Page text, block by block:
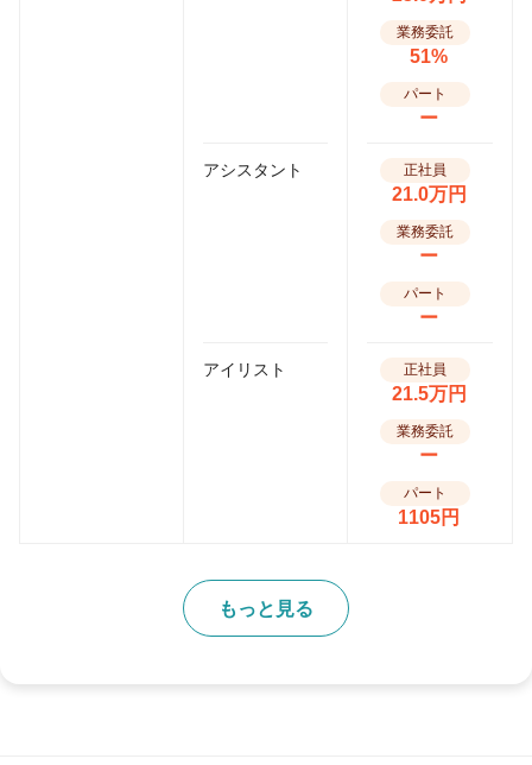
業務委託
51%
パート
ー
アシスタント 正社員
21.0万円
業務委託
ー
パート
ー
アイリスト 正社員
21.5万円
業務委託
ー
パート
1105円
もっと見る